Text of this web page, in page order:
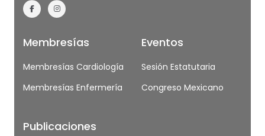
Membresías
Membresías Cardiología
Membresías Enfermería
Publicaciones
Eventos
Sesión Estatutaria
Congreso Mexicano